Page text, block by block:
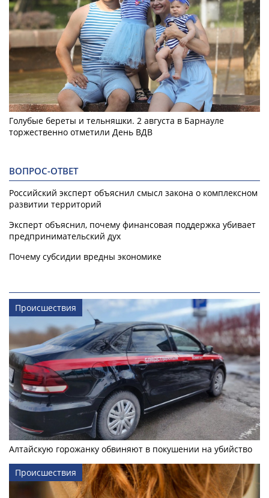
Голубые береты и тельняшки. 2 августа в Барнауле
торжественно отметили День ВДВ
ВОПРОС-ОТВЕТ
Российский эксперт объяснил смысл закона о комплексном
развитии территорий
Эксперт объяснил, почему финансовая поддержка убивает
предпринимательский дух
Почему субсидии вредны экономике
Происшествия
Алтайскую горожанку обвиняют в покушении на убийство
Происшествия